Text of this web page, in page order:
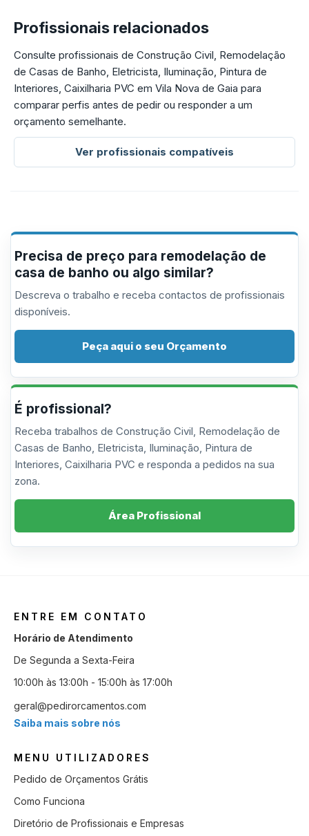
Profissionais relacionados
Consulte profissionais de Construção Civil, Remodelação
de Casas de Banho, Eletricista, Iluminação, Pintura de
Interiores, Caixilharia PVC em Vila Nova de Gaia para
comparar perfis antes de pedir ou responder a um
orçamento semelhante.
Ver profissionais compatíveis
Precisa de preço para remodelação de
casa de banho ou algo similar?
Descreva o trabalho e receba contactos de profissionais
disponíveis.
Peça aqui o seu Orçamento
É profissional?
Receba trabalhos de Construção Civil, Remodelação de
Casas de Banho, Eletricista, Iluminação, Pintura de
Interiores, Caixilharia PVC e responda a pedidos na sua
zona.
Área Profissional
ENTRE EM CONTATO
Horário de Atendimento
De Segunda a Sexta-Feira
10:00h às 13:00h - 15:00h às 17:00h
geral@pedirorcamentos.com
Saiba mais sobre nós
MENU UTILIZADORES
Pedido de Orçamentos Grátis
Como Funciona
Diretório de Profissionais e Empresas